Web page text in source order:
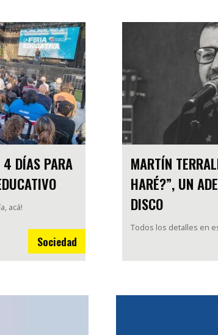
4 DÍAS PARA
acá!
Sociedad
MARTÍN
HARÉ?”, UN
DISCO
Todos los detalles en